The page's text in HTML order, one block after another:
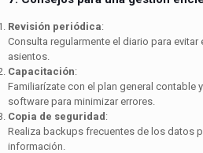
Revisión periódica:
Consulta regularmente el diario para
asientos.
Capacitación:
Familiarízate con el plan general contable
software para minimizar errores.
Copia de seguridad:
Realiza backups frecuentes de los datos
información.